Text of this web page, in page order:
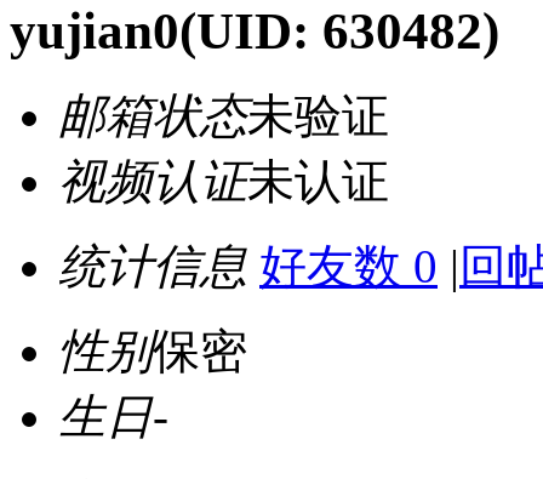
yujian0(UID: 630482)
邮箱状态未验证
视频认证未认证
统计信息 好友数 0 | 回
性别保密
生日-